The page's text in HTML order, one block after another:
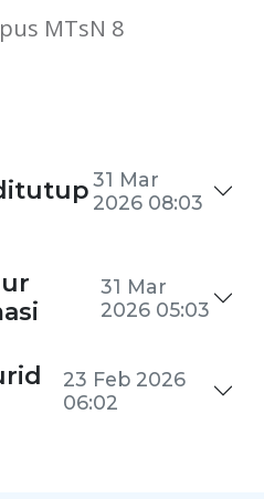
MTsN 8
31 Mar
2026 08:03
31 Mar
2026 05:03
23 Feb 2026
06:02